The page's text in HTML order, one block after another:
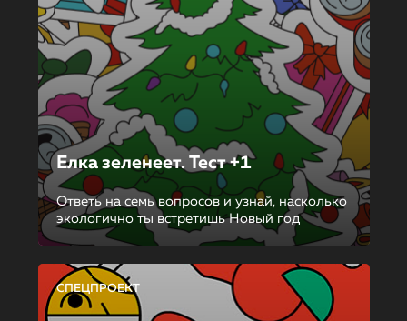
Елка зеленеет. Тест +1
Ответь на семь вопросов и узнай, насколько
экологично ты встретишь Новый год
СПЕЦПРОЕКТ